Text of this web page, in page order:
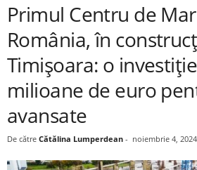
Primul Centru de
România, în
Timișoara: o
milioane de euro
avansate
De către Cătălina Lumperdean - noiembrie 4, 2024